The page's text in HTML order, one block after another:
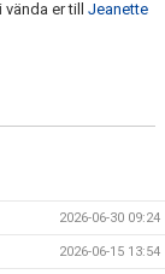
er till Jeanette
2026-06-30 09:24
2026-06-15 13:54